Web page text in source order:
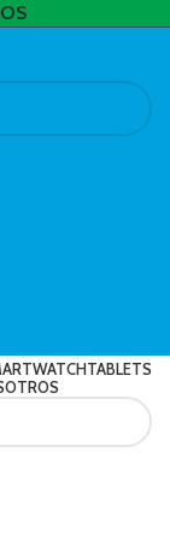
TABLETS
OTROS